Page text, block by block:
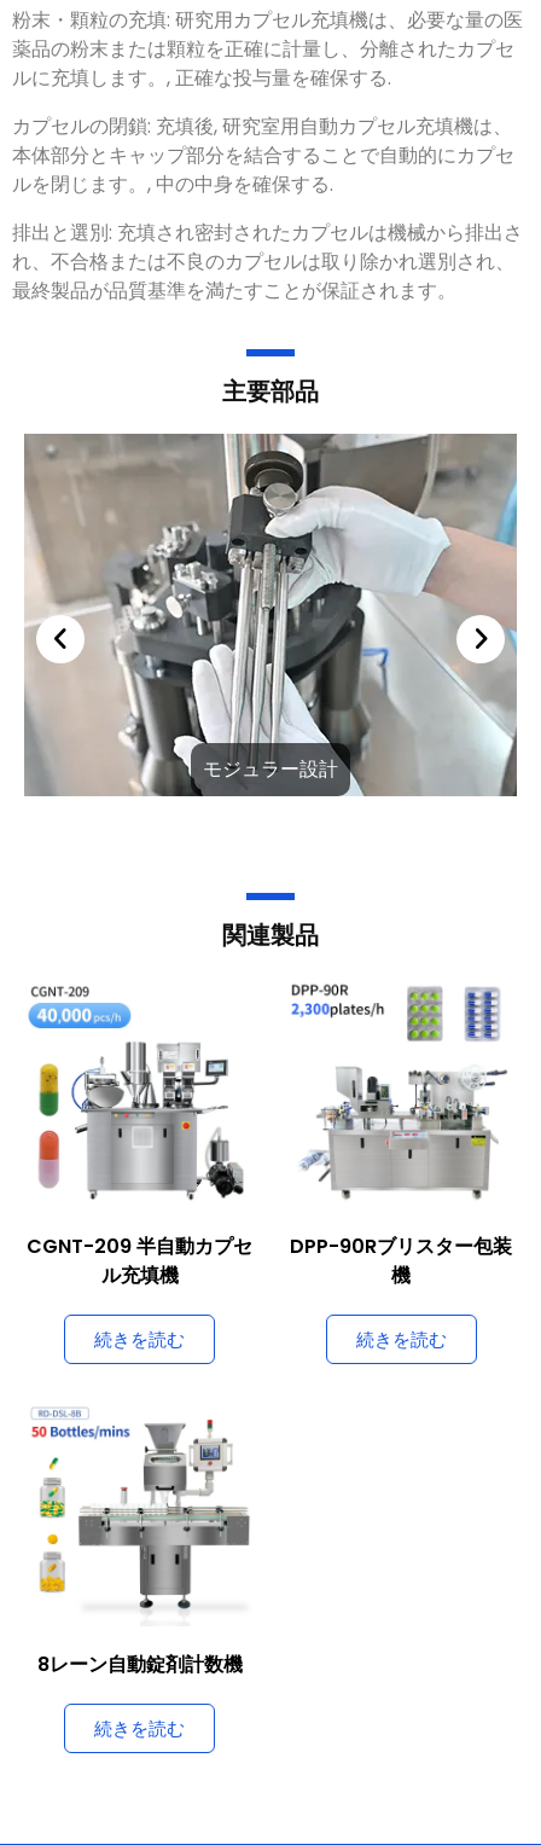
粉末・顆粒の充填: 研究用カプセル充填機は、必要な量の医
薬品の粉末または顆粒を正確に計量し、分離されたカプセ
ルに充填します。, 正確な投与量を確保する.
カプセルの閉鎖: 充填後, 研究室用自動カプセル充填機は、
本体部分とキャップ部分を結合することで自動的にカプセ
ルを閉じます。, 中の中身を確保する.
排出と選別: 充填され密封されたカプセルは機械から排出さ
れ、不合格または不良のカプセルは取り除かれ選別され、
最終製品が品質基準を満たすことが保証されます。
主要部品
モジュラー設計
関連製品
CGNT-209 半自動カプセ
ル充填機
続きを読む
DPP-90Rブリスター包装
機
続きを読む
8レーン自動錠剤計数機
続きを読む